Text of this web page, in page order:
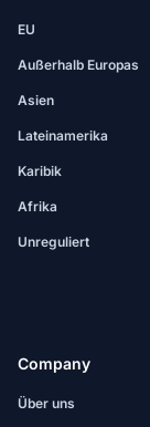
EU
Außerhalb Europas
Asien
Lateinamerika
Karibik
Afrika
Unreguliert
Company
Über uns